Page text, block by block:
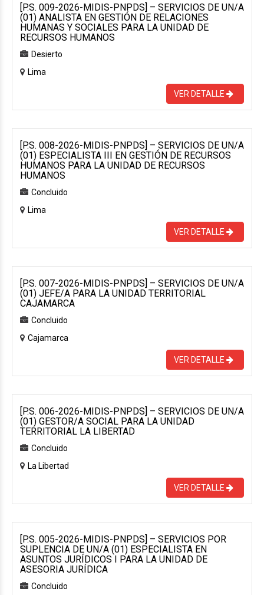
[P.S. 009-2026-MIDIS-PNPDS] – SERVICIOS DE UN/A
(01) ANALISTA EN GESTIÓN DE RELACIONES
HUMANAS Y SOCIALES PARA LA UNIDAD DE
RECURSOS HUMANOS
Desierto
Lima
VER DETALLE
[P.S. 008-2026-MIDIS-PNPDS] – SERVICIOS DE UN/A
(01) ESPECIALISTA III EN GESTIÓN DE RECURSOS
HUMANOS PARA LA UNIDAD DE RECURSOS
HUMANOS
Concluido
Lima
VER DETALLE
[P.S. 007-2026-MIDIS-PNPDS] – SERVICIOS DE UN/A
(01) JEFE/A PARA LA UNIDAD TERRITORIAL
CAJAMARCA
Concluido
Cajamarca
VER DETALLE
[P.S. 006-2026-MIDIS-PNPDS] – SERVICIOS DE UN/A
(01) GESTOR/A SOCIAL PARA LA UNIDAD
TERRITORIAL LA LIBERTAD
Concluido
La Libertad
VER DETALLE
[P.S. 005-2026-MIDIS-PNPDS] – SERVICIOS POR
SUPLENCIA DE UN/A (01) ESPECIALISTA EN
ASUNTOS JURÍDICOS I PARA LA UNIDAD DE
ASESORIA JURÍDICA
Concluido